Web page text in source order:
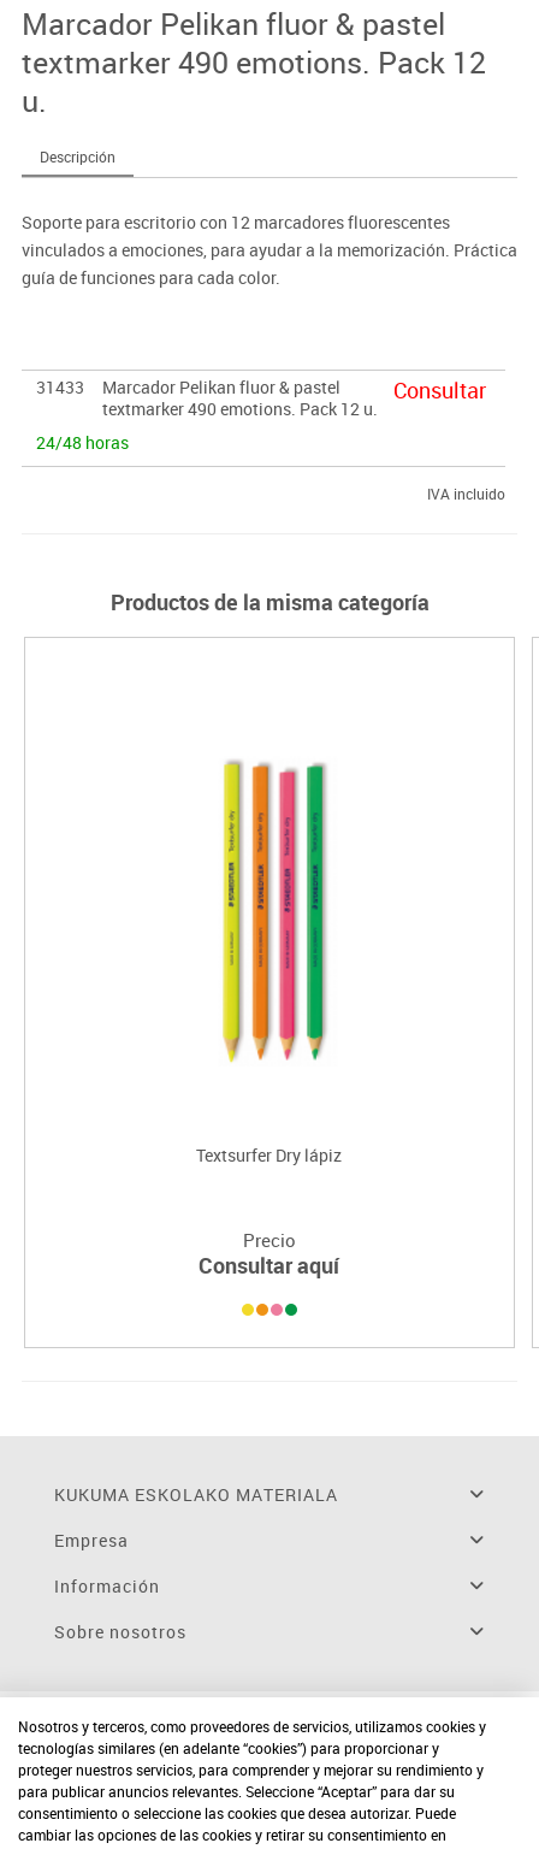
Marcador Pelikan fluor & pastel
textmarker 490 emotions. Pack 12
u.
Descripción
Soporte para escritorio con 12 marcadores fluorescentes
vinculados a emociones, para ayudar a la memorización. Práctica
guía de funciones para cada color.
31433
Marcador Pelikan fluor & pastel
textmarker 490 emotions. Pack 12 u.
24/48 horas
Consultar
IVA incluido
Productos de la misma categoría
Textsurfer Dry lápiz
Precio
Consultar aquí
KUKUMA ESKOLAKO MATERIALA
Empresa
Información
Sobre nosotros
Nosotros y terceros, como proveedores de servicios, utilizamos cookies y
tecnologías similares (en adelante “cookies”) para proporcionar y
proteger nuestros servicios, para comprender y mejorar su rendimiento y
para publicar anuncios relevantes. Seleccione “Aceptar” para dar su
consentimiento o seleccione las cookies que desea autorizar. Puede
cambiar las opciones de las cookies y retirar su consentimiento en